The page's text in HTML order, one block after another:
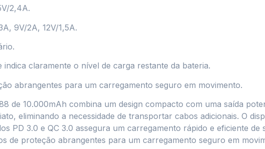
2,4A.
9V/2A, 12V/1,5A.
indica claramente o nível de carga restante da bateria.
abrangentes para um carregamento seguro em movimento.
de 10.000mAh combina um design compacto com uma saída
eliminando a necessidade de transportar cabos adicionais. O
PD 3.0 e QC 3.0 assegura um carregamento rápido e eficiente
de proteção abrangentes para um carregamento seguro em